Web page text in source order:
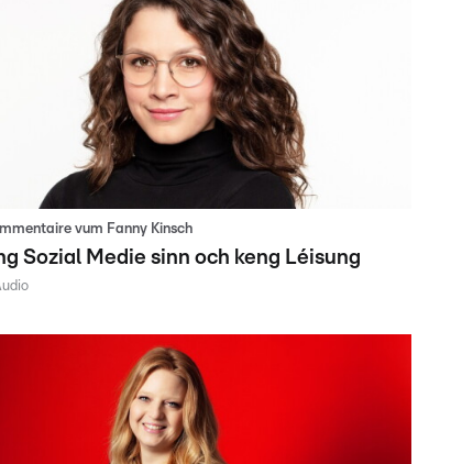
vum Fanny Kinsch
Sozial Medie sinn och keng Léisung